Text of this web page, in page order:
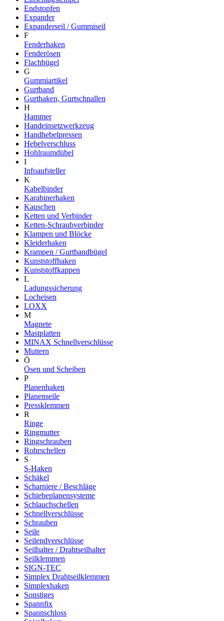
Endstopfen
Expander
Expanderseil / Gummiseil
F
Fenderhaken
Fenderösen
Flachbügel
G
Gummiartikel
Gurtband
Gurthaken, Gurtschnallen
H
Hammer
Handeinsetzwerkzeug
Handhebelpressen
Hebelverschluss
Hohlraumdübel
I
Infoaufsteller
K
Kabelbinder
Karabinerhaken
Kauschen
Ketten und Verbinder
Ketten-Schraubverbinder
Klampen und Blöcke
Kleiderhaken
Krampen / Gurtbandbügel
Kunststoffhaken
Kunststoffkappen
L
Ladungssicherung
Locheisen
LOXX
M
Magnete
Mastplatten
MINAX Schnellverschlüsse
Muttern
Ö
Ösen und Scheiben
P
Planenhaken
Planenseile
Pressklemmen
R
Ringe
Ringmutter
Ringschrauben
Rohrschellen
S
S-Haken
Schäkel
Scharniere / Beschläge
Schiebeplanensysteme
Schlauchschellen
Schnellverschlüsse
Schrauben
Seile
Seilendverschlüsse
Seilhalter / Drahtseilhalter
Seilklemmen
SIGN-TEC
Simplex Drahtseilklemmen
Simplexhaken
Sonstiges
Spannfix
Spannschloss